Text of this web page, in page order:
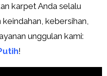
karpet Anda selalu
kebersihan,
unggulan kami:
!